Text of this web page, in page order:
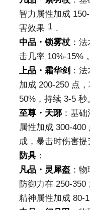
智力属性加成
害效果 1 .
中品・锁雾杖：法
击几率 10%-15% 。
上品・霜华剑 ：
加成 200-250 点
50%，持续 3-5 秒
至尊・天琊：基础
属性加成 300-
成，暴击时伤害提
防具：
凡品・灵犀盔：物
防御力在 250-350
精神属性加成 80-